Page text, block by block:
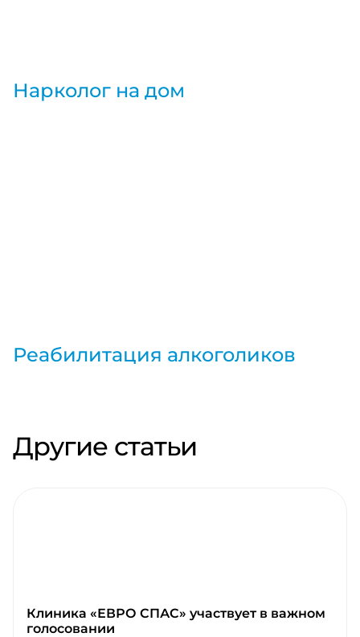
Нарколог на дом
Реабилитация алкоголиков
Другие статьи
Клиника «ЕВРО СПАС» участвует в важном
голосовании